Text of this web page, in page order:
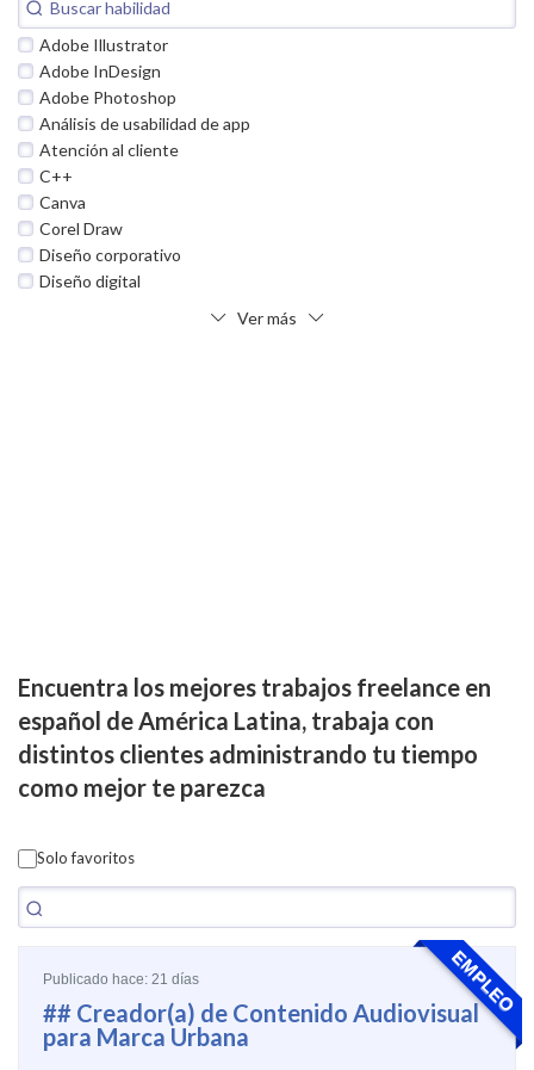
Adobe Illustrator
Adobe InDesign
Adobe Photoshop
Análisis de usabilidad de app
Atención al cliente
C++
Canva
Corel Draw
Diseño corporativo
Diseño digital
Ver más
Encuentra los mejores trabajos freelance en
español de América Latina, trabaja con
distintos clientes administrando tu tiempo
como mejor te parezca
Solo favoritos
EMPLEO
Publicado hace: 21 días
## Creador(a) de Contenido Audiovisual
para Marca Urbana